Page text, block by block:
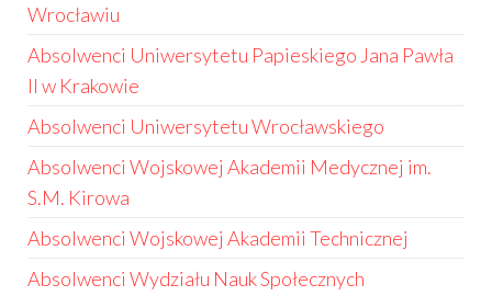
Wrocławiu
Absolwenci Uniwersytetu Papieskiego Jana Pawła
II w Krakowie
Absolwenci Uniwersytetu Wrocławskiego
Absolwenci Wojskowej Akademii Medycznej im.
S.M. Kirowa
Absolwenci Wojskowej Akademii Technicznej
Absolwenci Wydziału Nauk Społecznych